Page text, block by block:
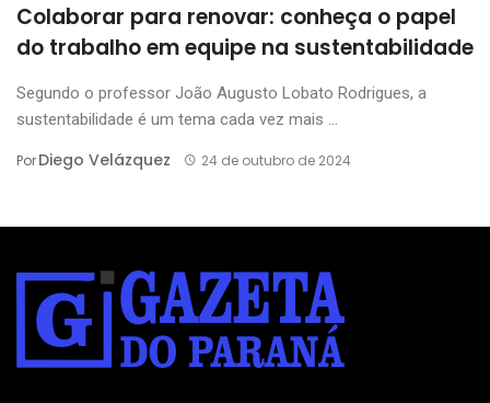
Colaborar para renovar: conheça o papel
do trabalho em equipe na sustentabilidade
Segundo o professor João Augusto Lobato Rodrigues, a
sustentabilidade é um tema cada vez mais ...
PorDiego Velázquez 24 de outubro de 2024